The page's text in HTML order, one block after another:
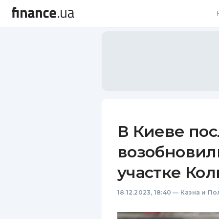
В Киеве
участке
18.12.2023, 18:40 — Казна и